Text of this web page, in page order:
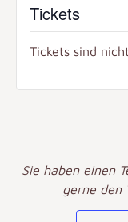
Tickets
Tickets sind
Sie haben einen
gerne den